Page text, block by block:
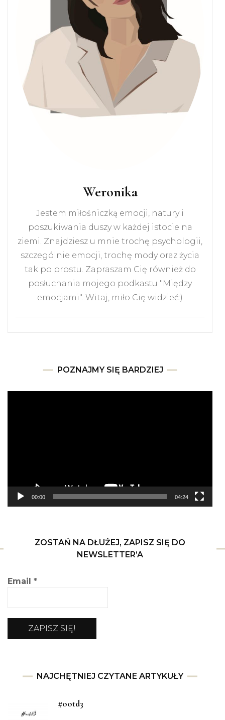
Weronika
Jestem miłośniczką emocji, natury i
poszukiwania duszy w każdej istocie na
ziemi. Znajdziesz u mnie trochę psychologii,
szczególnie emocji, trochę mody oraz życia
tak po prostu. Zapraszam Cię również do
posłuchania mojego podkastu "Między
emocjami". Witaj, miło Cię widzieć:)
POZNAJMY SIĘ BARDZIEJ
00:00 04:24
ZOSTAŃ NA DŁUŻEJ, ZAPISZ SIĘ DO
NEWSLETTER’A
Email *
NAJCHĘTNIEJ CZYTANE ARTYKUŁY
#ootd3